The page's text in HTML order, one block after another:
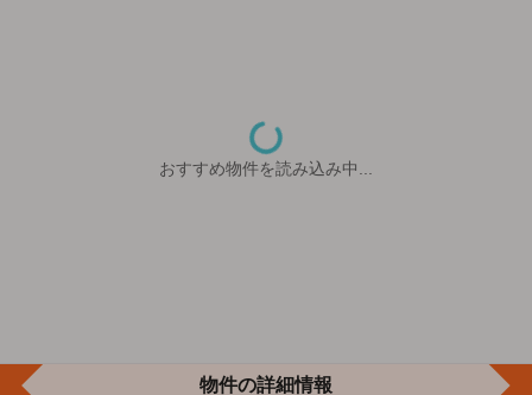
おすすめ物件を読み込み中...
物件の詳細情報